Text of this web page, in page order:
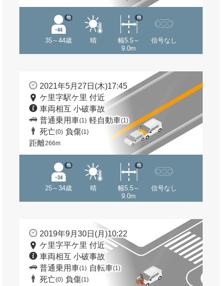
35～44歳
他
晴
幅5.5～
9.0m
他
信号なし
2021年5月27日(木)17:45
ケ里字駅ケ里 付近
車両相互 小破事故
普通乗用車(1) 軽自動車(1)
死亡(0) 負傷(1)
距離266m
25～34歳
他
晴
幅5.5～
9.0m
他
信号なし
2019年9月30日(月)10:22
ケ里字平ケ里 付近
車両相互 小破事故
普通乗用車(1) 自転車(1)
死亡(0) 負傷(1)